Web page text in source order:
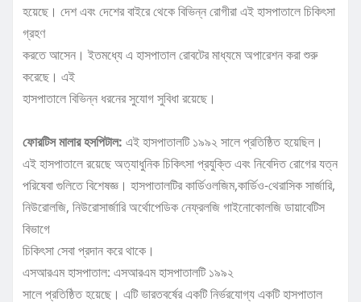
হয়েছে। দেশ এবং দেশের বাইরে থেকে বিভিন্ন রোগীরা এই হাসপাতালে চিকিৎসা
গ্রহণ
করতে আসেন। ইতমধ্যে এ হাসপাতাল রোবটের মাধ্যমে অপারেশন করা শুরু
করেছে। এই
হাসপাতালে বিভিন্ন ধরনের সুযোগ সুবিধা রয়েছে।
ফোরটিস মালার হসপিটাল: এই হাসপাতালটি ১৯৯২ সালে প্রতিষ্ঠিত হয়েছিল।
এই হাসপাতালে রয়েছে অত্যাধুনিক চিকিৎসা প্রযুক্তি এবং নিবেদিত রোগের যত্ন
পরিষেবা গুলিতে বিশেষজ্ঞ। হাসপাতালটির কার্ডিওলজিম,কার্ডিও-থেরাসিক সার্জারি,
নিউরোলজি, নিউরোসার্জারি অর্থোপেডিক নেফ্রলজি গাইনোকোলজি ডায়াবেটিস
বিভাগে
চিকিৎসা সেবা প্রদান করে থাকে।
এসআরএম হাসপাতাল: এসআরএম হাসপাতালটি ১৯৯২
সালে প্রতিষ্ঠিত হয়েছে। এটি ভারতবর্ষের একটি নির্ভরযোগ্য একটি হাসপাতাল